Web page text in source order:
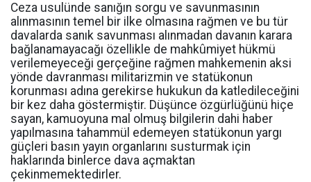
Ceza usulünde sanığın sorgu ve savunmasının
alınmasının temel bir ilke olmasına rağmen ve bu tür
davalarda sanık savunması alınmadan davanın karara
bağlanamayacağı özellikle de mahkûmiyet hükmü
verilemeyeceği gerçeğine rağmen mahkemenin aksi
yönde davranması militarizmin ve statükonun
korunması adına gerekirse hukukun da katledileceğini
bir kez daha göstermiştir. Düşünce özgürlüğünü hiçe
sayan, kamuoyuna mal olmuş bilgilerin dahi haber
yapılmasına tahammül edemeyen statükonun yargı
güçleri basın yayın organlarını susturmak için
haklarında binlerce dava açmaktan
çekinmemektedirler.